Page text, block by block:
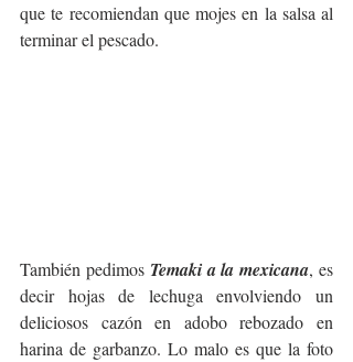
que te recomiendan que mojes en la salsa al
terminar el pescado.
También pedimos Temaki a la mexicana, es
decir hojas de lechuga envolviendo un
deliciosos cazón en adobo rebozado en
harina de garbanzo. Lo malo es que la foto